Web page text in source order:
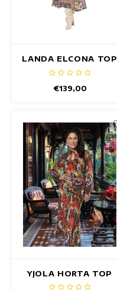
LANDA ELCONA TOP
€139,00
YJOLA HORTA TOP